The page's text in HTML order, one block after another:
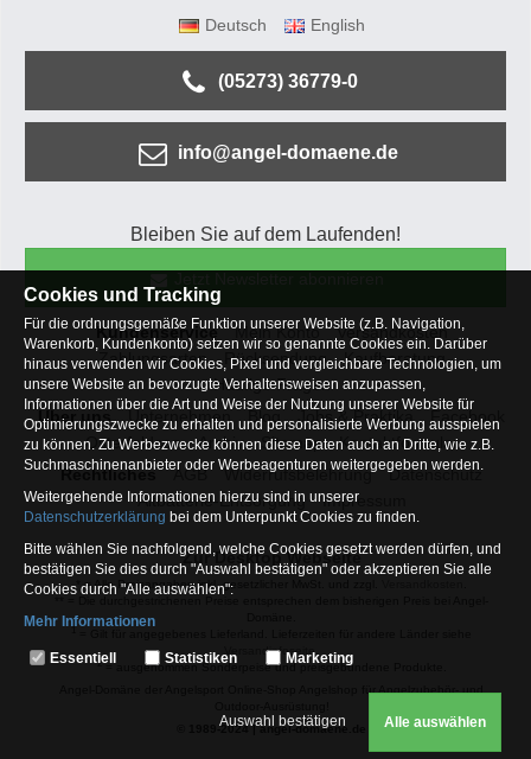
Deutsch English
(05273) 36779-0
info@angel-domaene.de
Bleiben Sie auf dem Laufenden!
Kundenservice Mein Konto
Versandkosten
Zahlungsarten
Rücksendung
Kaufberatung
Häufige Fragen
Über uns
Unternehmen Blog Jobs & Praktika
Facebook
Osterfeldsee
Archiv Sitemap
Kontaktformular
Rechtliches
AGB Widerrufsbelehrung
Datenschutz
Altbatterie-Entsorgung
Impressum
Zur Desktop Webseite
* = Alle Preisangaben inkl. gesetzlicher MwSt. und zzgl.
Versandinfoseite.
2= ausgenommen Sonderpeise und preisgebundene Produkte.
© 1989-2024 | angel-domaene.de
Cookies und Tracking
Für die ordnungsgemäße Funktion unserer Website (z.B. Navigation,
Warenkorb, Kundenkonto) setzen wir so genannte Cookies ein. Darüber
hinaus verwenden wir Cookies, Pixel und vergleichbare Technologien, um
unsere Website an bevorzugte Verhaltensweisen anzupassen,
Informationen über die Art und Weise der Nutzung unserer Website für
Optimierungszwecke zu erhalten und personalisierte Werbung ausspielen
zu können. Zu Werbezwecke können diese Daten auch an Dritte, wie z.B.
Suchmaschinenanbieter oder Werbeagenturen weitergegeben werden.
Weitergehende Informationen hierzu sind in unserer
Datenschutzerklärung bei dem Unterpunkt Cookies zu finden.
Bitte wählen Sie nachfolgend, welche Cookies gesetzt werden dürfen, und
bestätigen Sie dies durch "Auswahl bestätigen" oder akzeptieren Sie alle
Cookies durch "Alle auswählen":
Mehr Informationen
Essentiell
weshalb auf diese nicht verzichtet werden kann
Essentiell Statistiken Marketing
Auswahl bestätigen Alle auswählen